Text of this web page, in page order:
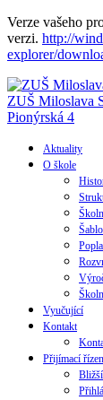
Verze vašeho
verzi. http://
explorer/
ZUŠ Miloslava
Pionýrská 4
Aktuality
O škole
Vyučující
Kontakt
Přijímací